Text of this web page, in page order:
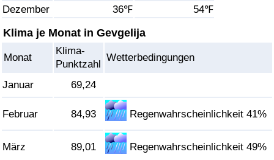
Dezember
36℉ 54℉
Klima je Monat in Gevgelija
Monat
Klima-
Punktzahl
Wetterbedingungen
Januar 69,24
Februar 84,93 Regenwahrscheinlichkeit 41%
März 89,01 Regenwahrscheinlichkeit 49%
Gesundheitsversorgungs-Index (aktuell)
Umweltverschmutzung
Umweltverschmutzungs-Index (aktuell)